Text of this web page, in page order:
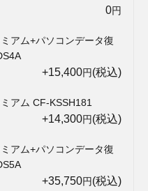
0円
アム+パソコンデータ復
+15,400円(税込)
アム CF-KSSH181
+14,300円(税込)
アム+パソコンデータ復
+35,750円(税込)